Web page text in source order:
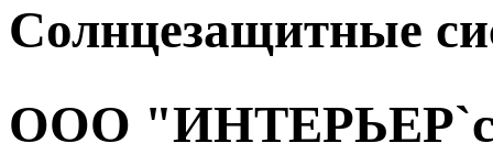
Солнцезащитные
ООО